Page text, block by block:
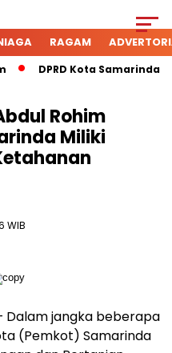
RAGAM
DPRD Kota Samarinda
Rohim
Miliki
WIB
Dalam jangka beberapa
(Pemkot) Samarinda